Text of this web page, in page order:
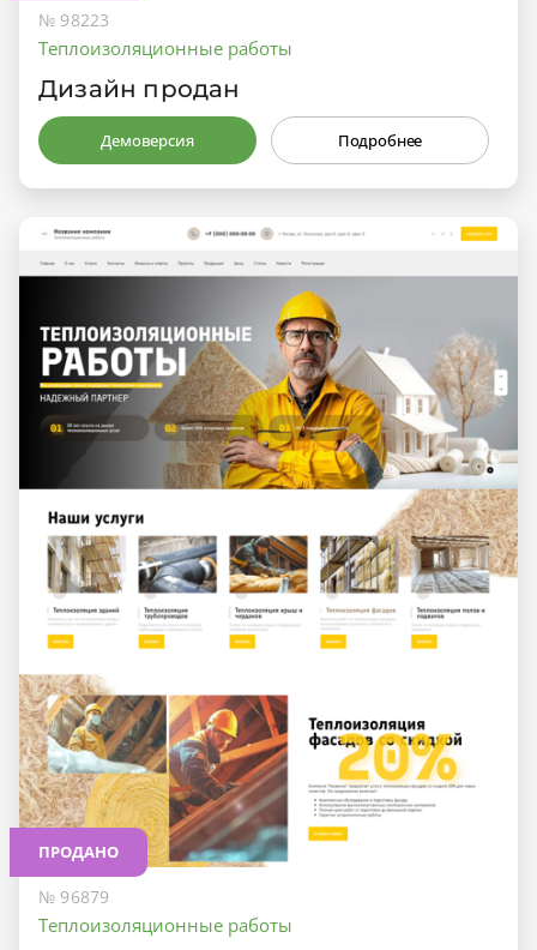
№ 98223
Теплоизоляционные работы
Дизайн продан
Демоверсия Подробнее
ПРОДАНО
№ 96879
Теплоизоляционные работы